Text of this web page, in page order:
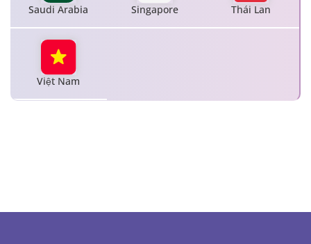
Saudi Arabia Singapore Thái Lan
Việt Nam